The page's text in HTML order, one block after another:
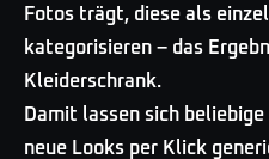
Fotos trägt, diese als
kategorisieren – das
Kleiderschrank.
Damit lassen sich
neue Looks per Klick